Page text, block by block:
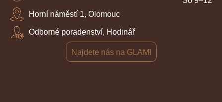
Horní náměstí 1, Olomouc
Odborné poradenství, Hodinář
Najdete nás na GLAMI